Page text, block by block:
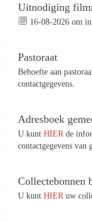
Uitnodiging
16-08-2026 om
Pastoraat
Behoefte aan
contactgegevens.
Adresboek
U kunt HIER de
contactgegevens van
Collectebonnen
U kunt HIER uw